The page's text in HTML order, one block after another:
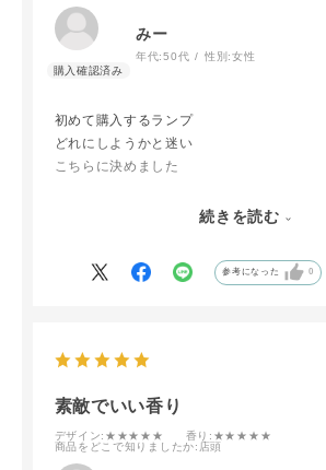
みー
年代:50代 性別:女性
初めて購入するランプ
どれにしようかと迷い
こちらに決めました
続きを読む
参考になった 0
素敵でいい香り
デザイン:★★★★★ 香り :★★★★★
商品をどこで知りましたか:店頭